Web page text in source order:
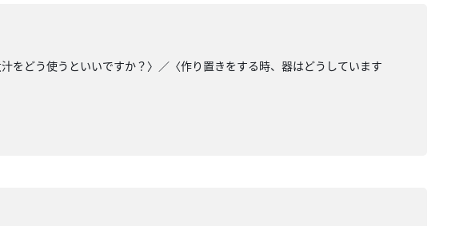
をどう使うといいですか？〉／〈作り置きをする時、器はどうしています